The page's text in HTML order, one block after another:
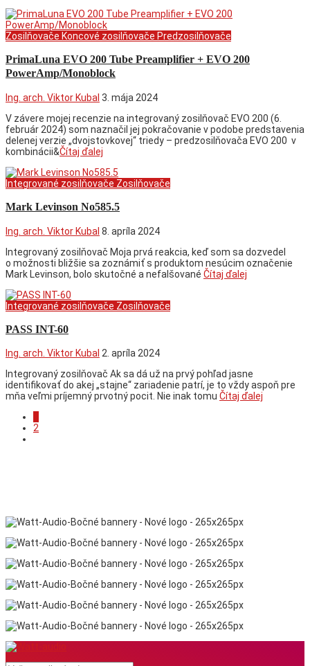
Zosilňovače Koncové zosilňovače Predzosilňovače
PrimaLuna EVO 200 Tube Preamplifier + EVO 200
PowerAmp/Monoblock
Ing. arch. Viktor Kubal 3. mája 2024
V závere mojej recenzie na integrovaný zosilňovač EVO 200 (6.
február 2024) som naznačil jej pokračovanie v podobe predstavenia
delenej verzie „dvojstovkovej“ triedy – predzosilňovača EVO 200 v
kombinácii&Čítaj ďalej
Integrované zosilňovače Zosilňovače
Mark Levinson No585.5
Ing. arch. Viktor Kubal 8. apríla 2024
Integrovaný zosilňovač Moja prvá reakcia, keď som sa dozvedel
o možnosti bližšie sa zoznámiť s produktom nesúcim označenie
Mark Levinson, bolo skutočné a nefalšované Čítaj ďalej
Integrované zosilňovače Zosilňovače
PASS INT-60
Ing. arch. Viktor Kubal 2. apríla 2024
Integrovaný zosilňovač Ak sa dá už na prvý pohľad jasne
identifikovať do akej „stajne“ zariadenie patrí, je to vždy aspoň pre
mňa veľmi príjemný prvotný pocit. Nie inak tomu Čítaj ďalej
2